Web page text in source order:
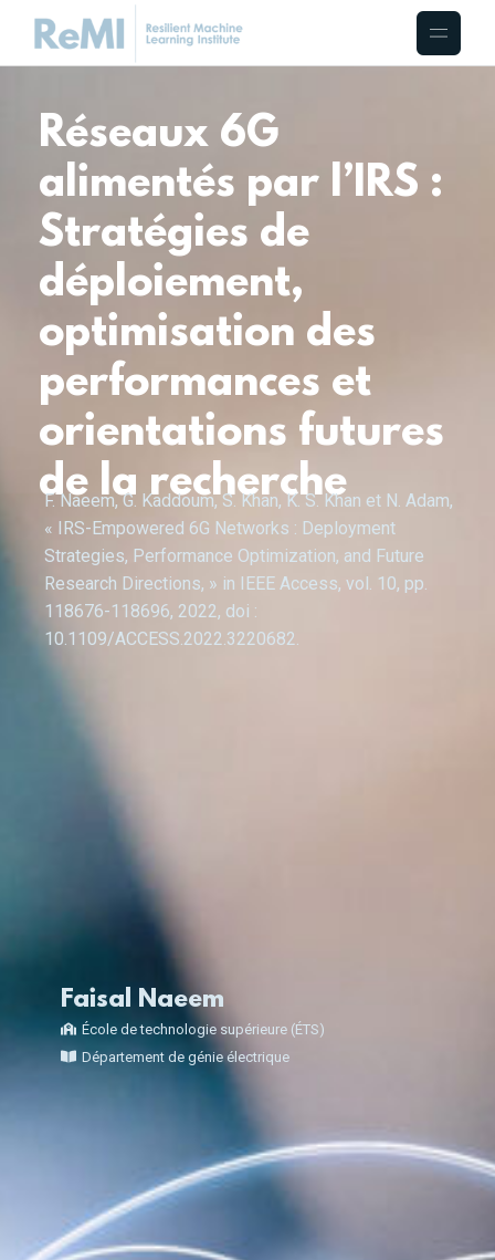
Réseaux 6G
alimentés par l’IRS :
Stratégies de
déploiement,
optimisation des
performances et
orientations futures
de la recherche
F. Naeem, G. Kaddoum, S. Khan, K. S. Khan et N. Adam,
« IRS-Empowered 6G Networks : Deployment
Strategies, Performance Optimization, and Future
Research Directions, » in IEEE Access, vol. 10, pp.
118676-118696, 2022, doi :
10.1109/ACCESS.2022.3220682.
Faisal Naeem
École de technologie supérieure (ÉTS)
Département de génie électrique